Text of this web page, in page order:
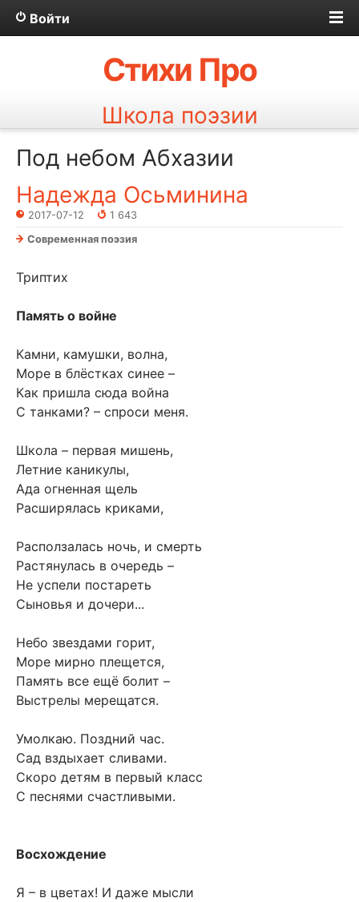
Войти
Стихи Про
Школа поэзии
Под небом Абхазии
Надежда Осьминина
2017-07-12
1 643
Современная поэзия
Триптих
Память о войне
Камни, камушки, волна,
Море в блёстках синее –
Как пришла сюда война
С танками? – спроси меня.
Школа – первая мишень,
Летние каникулы,
Ада огненная щель
Расширялась криками,
Расползалась ночь, и смерть
Растянулась в очередь –
Не успели постареть
Сыновья и дочери...
Небо звездами горит,
Море мирно плещется,
Память все ещё болит –
Выстрелы мерещатся.
Умолкаю. Поздний час.
Сад вздыхает сливами.
Скоро детям в первый класс
С песнями счастливыми.
Восхождение
Я – в цветах! И даже мысли